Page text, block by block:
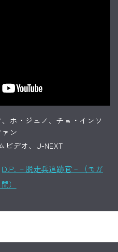
ホ・ジュノ、チョ・インソ
ン
ビデオ、U-NEXT
D.P. －脱走兵追跡官－（モガ
）